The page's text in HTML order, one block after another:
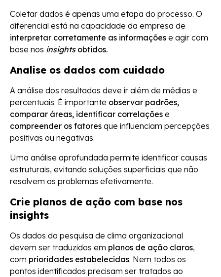
Coletar dados é apenas uma etapa do processo. O
diferencial está na capacidade da empresa de
interpretar corretamente as informações e agir com
base nos insightsobtidos.
Analise os dados com cuidado
A análise dos resultados deve ir além de médias e
percentuais. É importante observar padrões,
comparar áreas, identificar correlações e
compreender os fatores que influenciam percepções
positivas ou negativas.
Uma análise aprofundada permite identificar causas
estruturais, evitando soluções superficiais que não
resolvem os problemas efetivamente.
Crie planos de ação com base nos
insights
Os dados da pesquisa de clima organizacional
devem ser traduzidos em planos de ação claros,
com prioridades estabelecidas. Nem todos os
pontos identificados precisam ser tratados ao